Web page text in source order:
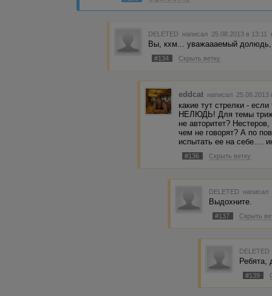
до тебя дотянуться.....
DELETED написал 25.08.2013 в 13:11
Вы, кхм... уважаааемый долюдь,
#134 Скрыть ветку
eddcat написал
какие тут стрелки -
НЕЛЮДЬ! Для темы
не авторитет?
чем не говорят? А по
испытать ее на себе....
#136 Скрыть ветку
DELETED
Выдохните.
#137 Скрыть
DELETED
Ребята,
#139